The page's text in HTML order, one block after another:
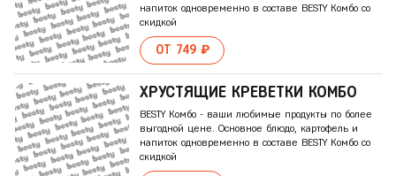
напиток одновременно в составе BESTY Комбо со
скидкой
ОТ 749 ₽
ХРУСТЯЩИЕ КРЕВЕТКИ КОМБО
BESTY Комбо - ваши любимые продукты по более
выгодной цене. Основное блюдо, картофель и
напиток одновременно в составе BESTY Комбо со
скидкой